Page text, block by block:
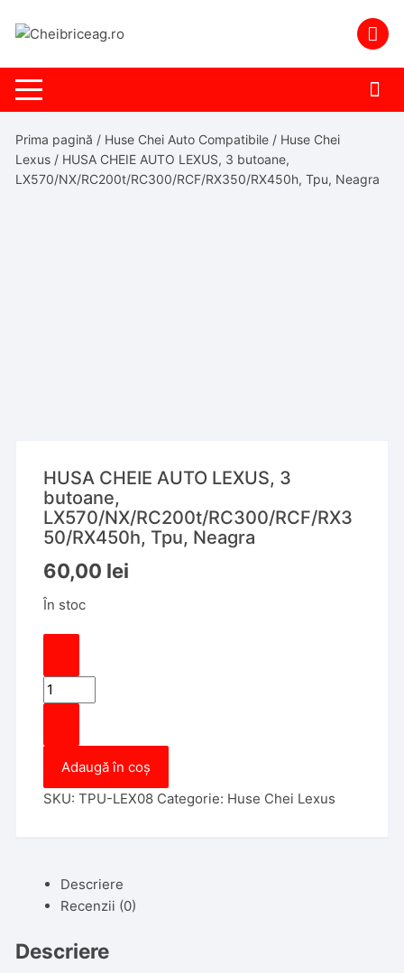
Prima pagină / Huse Chei Auto Compatibile / Huse Chei
Lexus / HUSA CHEIE AUTO LEXUS, 3 butoane,
LX570/NX/RC200t/RC300/RCF/RX350/RX450h, Tpu, Neagra
HUSA CHEIE AUTO LEXUS, 3
butoane,
LX570/NX/RC200t/RC300/RCF/RX3
50/RX450h, Tpu, Neagra
60,00 lei
În stoc
Cantitate
HUSA
AUTO
LEXUS,
3
Neagra
Adaugă în coș
SKU:TPU-LEX08 Categorie: Huse Chei Lexus
Descriere
Recenzii (0)
Descriere